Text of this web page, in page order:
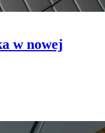
w nowej